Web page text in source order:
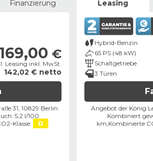
Finanzierung
169,00 €
Leasing inkl. MwSt.
142,02 € netto
31, 10829 Berlin
5,2 l/100
Klasse: D
Leasing
Hybrid-Benzin
65 PS (48 kW)
Schaltgetriebe
3 Türen
Angebot der König
Kombiniert
km, Kombinierte